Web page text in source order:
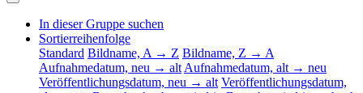
In dieser Gruppe suchen
Sortierreihenfolge
Standard Bildname, A → Z Bildname, Z → A
Aufnahmedatum, neu → alt Aufnahmedatum, alt → neu
Veröffentlichungsdatum, neu → alt Veröffentlichungsdatum,